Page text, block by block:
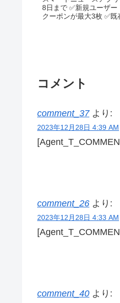
8日まで ✅新規ユーザー アプリダウンロードとミッション達成で 「プレミアムロールケーキ」無料
クーポンが最大3枚 ✅既存ユーザー 抽選で10万名にロールケーキ無料クーポン 1日最大2回まで抽
コメント
comment_37 より:
2023年12月28日 4:39 AM
comment_26 より:
2023年12月28日 4:33 AM
comment_40 より: